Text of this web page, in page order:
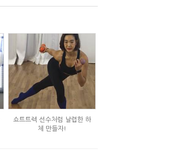
쇼트트렉 선수처럼 날렵한 하
체 만들자!